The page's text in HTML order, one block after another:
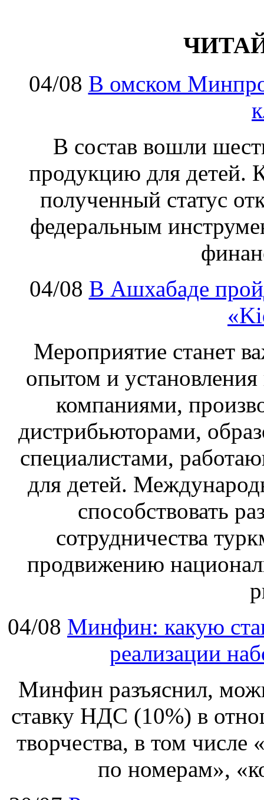
04/08 В омском
В состав вошли
продукцию для детей.
полученный статус
федеральным
04/08 В Ашхабаде
Мероприятие станет
опытом и
компаниями,
дистрибьюторами,
специалистами,
для детей.
способствовать
сотрудничества
продвижению
04/08 Минфин: какую
реализации
Минфин разъяснил,
ставку НДС (10%) в
творчества, в том
по номерам»,